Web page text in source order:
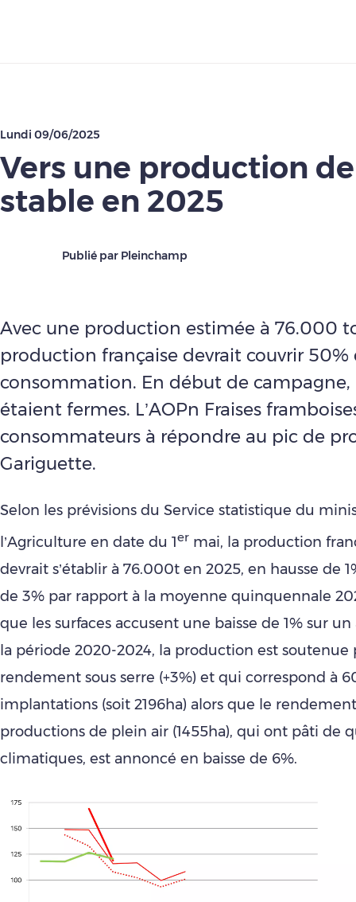
Lundi 09/06/2025
Vers une production
stable en 2025
Publié par Pleinchamp
Avec une production estimée à 76.000
production française devrait couvrir 50%
consommation. En début de campagne,
étaient fermes. L’AOPn Fraises
consommateurs à répondre au pic de
Gariguette.
Selon les prévisions du Service statistique du
l’Agriculture en date du 1er mai, la production
devrait s’établir à 76.000t en 2025, en hausse de
de 3% par rapport à la moyenne quinquennale
que les surfaces accusent une baisse de 1% sur
la période 2020-2024, la production est soutenue
rendement sous serre (+3%) et qui correspond à
implantations (soit 2196ha) alors que le
productions de plein air (1455ha), qui ont pâti de
climatiques, est annoncé en baisse de 6%.